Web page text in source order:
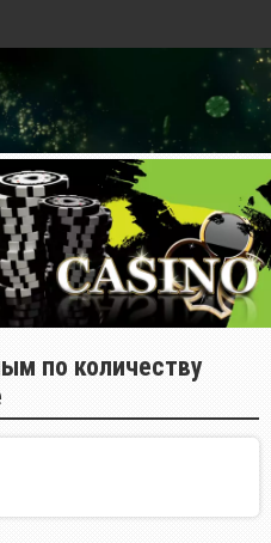
по количеству